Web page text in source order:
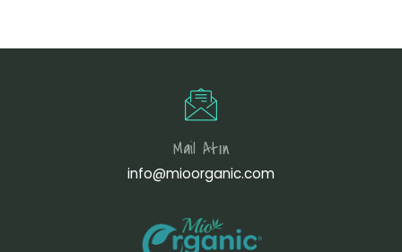
Mail Atın
info@mioorganic.com